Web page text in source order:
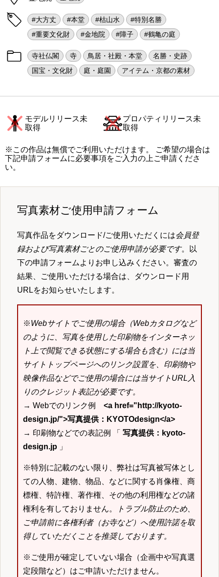
#大方丈 #本堂 #枯山水
#特別名勝
#重要文化財
#金地院 #障子 #鶴亀の庭
寺社仏閣 寺 鳥居・社殿・本堂
名勝・史跡
国宝・文化財
庭・庭園 アイテム・京都の素材
モデルリリース未
取得
プロパティリリース未
取得
※この作品は無償でご利用いただけます。 ご希望の場合は
下記申請フォームに必要事項をご入力の上ご申請くださ
い。
写真素材ご使用申請フォーム
写真作品をダウンロード/ご使用いただくには会員登
録および写真素材ごとのご使用申請が必要です。以
下の申請フォームよりお申し込みください。審査の
結果、ご使用いただける場合は、ダウンロード用
URLをお知らせいたします。
※Webサイトでご使用の場合（Webカタログなど
のように、写真を使用した印刷物をインターネッ
ト上で閲覧できる状態にする場合も含む）には当
サイトトップページへのリンク設置を、印刷物や
映像作品などでご使用の場合には当サイトURL入
りのクレジット表記が必要です。
→ Webでのリンク例 <a href="http://kyoto-
design.jp/">写真提供：KYOTOdesign</a>
→ 印刷物などでの表記例 「 写真提供：kyoto-
design.jp 」
※特別に記載のない限り、弊社は写真被写体とし
ての人物、建物、物品、などに関する肖像権、商
標権、特許権、著作権、その他の利用権などの諸
権利を有しておりません。
トラブル防止のため、
ご申請前に各権利者（お寺など）へ使用許諾を取
得していただくことを推奨しております。
※ご使用が確定していない場合（企画中や写真選
定段階など）はご申請いただけません。